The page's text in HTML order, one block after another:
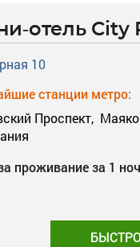
отель City
10
станции метро:
Проспект,
проживание за 1